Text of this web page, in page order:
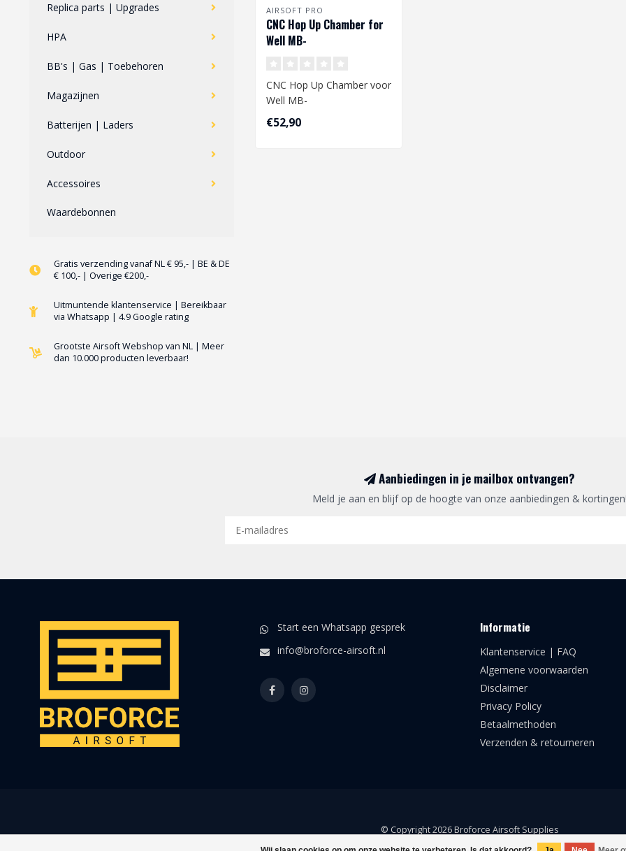
Replica parts | Upgrades
HPA
BB's | Gas | Toebehoren
Magazijnen
Batterijen | Laders
Outdoor
Accessoires
Waardebonnen
Gratis verzending vanaf NL € 95,- | BE & DE
€ 100,- | Overige €200,-
Uitmuntende klantenservice | Bereikbaar
via Whatsapp | 4.9 Google rating
Grootste Airsoft Webshop van NL | Meer
dan 10.000 producten leverbaar!
AIRSOFT PRO
CNC Hop Up Chamber for
Well MB-
CNC Hop Up Chamber voor
Well MB-
01/04/05/06/08/13/14
Replica's.
€52,90
Aanbiedingen in je mailbox ontvangen?
Meld je aan en blijf op de hoogte van onze aanbiedingen & kortingen!
Start een Whatsapp gesprek
info@broforce-airsoft.nl
Informatie
Klantenservice | FAQ
Algemene voorwaarden
Disclaimer
Privacy Policy
Betaalmethoden
Verzenden & retourneren
© Copyright 2026 Broforce Airsoft Supplies